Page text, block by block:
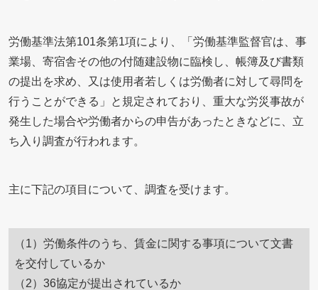
労働基準法第101条第1項により、「労働基準監督官は、事
業場、寄宿舎その他の付随建設物に臨検し、帳簿及び書類
の提出を求め、又は使用者若しくは労働者に対して尋問を
行うことができる」と規定されており、重大な労災事故が
発生した場合や労働者からの申告があったときなどに、立
ち入り調査が行われます。
主に下記の項目について、調査を受けます。
（1）労働条件のうち、賃金に関する事項について文書
を交付しているか
（2）36協定が提出されているか